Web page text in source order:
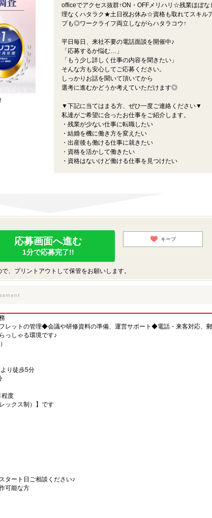
officeでアクセス抜群↑ON・OFFメリハリ☆残業ほぼな
理なくハタラク★土日祝お休み☆資格も取れてスキル
プも◎ワークライフ両立しながらハタラコウ↑
平日毎日、来社不要の電話面談を開催中♪
「応募するか悩む…」
「もう少し詳しく仕事の内容を聞きたい」
そんな方も安心してご応募ください。
しっかりお話を聞いて頂いてから
選考に進むかどうか考えていただけます◎
▼下記に当てはまる方、ぜひ一度ご連絡ください▼
私達がご希望に合ったお仕事をご紹介します。
・残業が少ない仕事に転職したい
・結婚を機に働き方を変えたい
・出産後も働ける仕事に就きたい
・資格を活かして働きたい
・資格はないけど働ける仕事を見つけたい
応募画面へ進む
1分で応募完了!!
キープ
、プリントアウトして保管をお願いします。
レットの管理◆会議や研修資料の準備、運営サポート◆電話・来客対応、
っしゃる環境です♪
り徒歩5分
程度
ックス制）】です
ート日ご相談ください♪
可能な方